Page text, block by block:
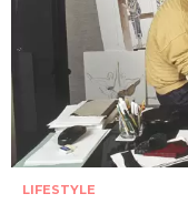
LIFESTYLE